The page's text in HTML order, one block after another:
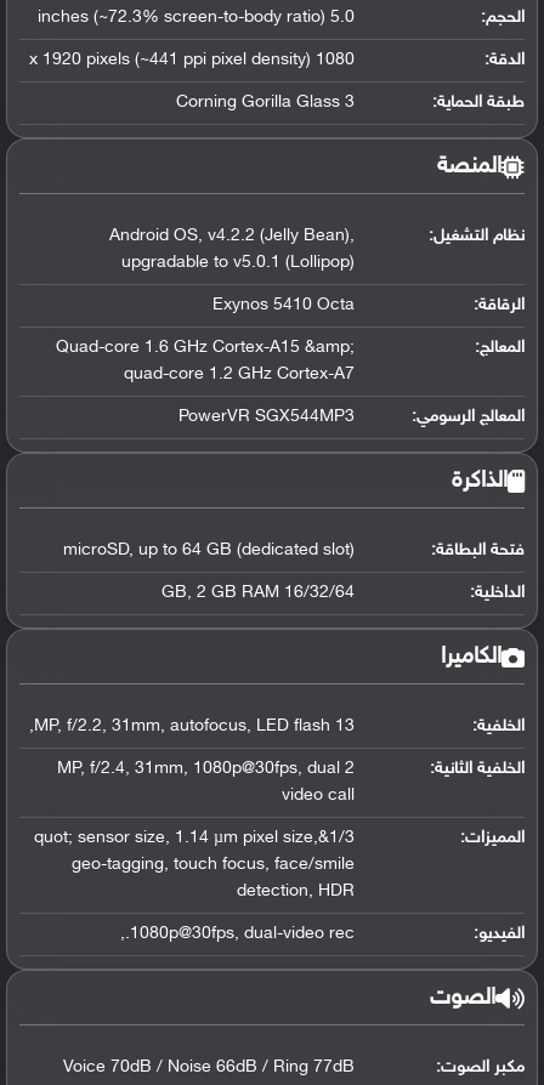
الحجم: 5.0 inches (~72.3% screen-to-body ratio)
الدقة: 1080 x 1920 pixels (~441 ppi pixel density)
طبقة الحماية: Corning Gorilla Glass 3
المنصة
نظام التشغيل:
Android OS, v4.2.2 (Jelly Bean),
upgradable to v5.0.1 (Lollipop)
الرقاقة:
Exynos 5410 Octa
المعالج:
Quad-core 1.6 GHz Cortex-A15 &amp;
quad-core 1.2 GHz Cortex-A7
المعالج الرسومي:
PowerVR SGX544MP3
الذاكرة
فتحة البطاقة: microSD, up to 64 GB (dedicated slot)
الداخلية: 16/32/64 GB, 2 GB RAM
الكاميرا
الخلفية: 13 MP, f/2.2, 31mm, autofocus, LED flash,
الخلفية الثانية:
2 MP, f/2.4, 31mm, 1080p@30fps, dual
video call
المميزات:
1/3&quot; sensor size, 1.14 µm pixel size,
geo-tagging, touch focus, face/smile
detection, HDR
الفيديو: 1080p@30fps, dual-video rec.,
الصوت
مكبر الصوت: Voice 70dB / Noise 66dB / Ring 77dB